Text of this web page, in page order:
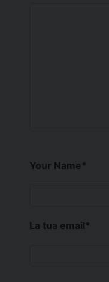
Your Name*
La tua email*